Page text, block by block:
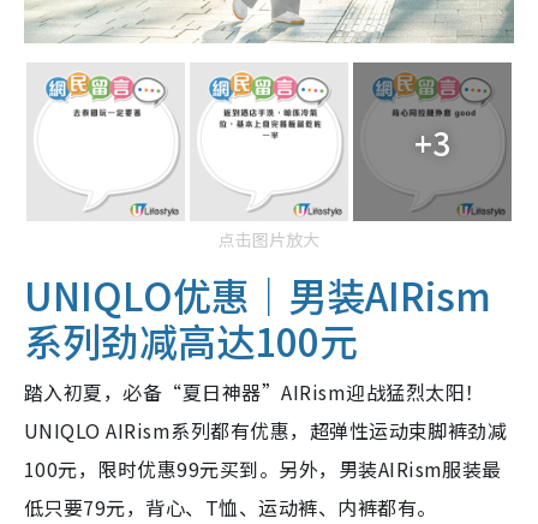
+3
点击图片放大
UNIQLO优惠｜男装AIRism
系列劲减高达100元
踏入初夏，必备“夏日神器”AIRism迎战猛烈太阳！
UNIQLO AIRism系列都有优惠，超弹性运动束脚裤劲减
100元，限时优惠99元买到。另外，男装AIRism服装最
低只要79元，背心、T恤、运动裤、内裤都有。